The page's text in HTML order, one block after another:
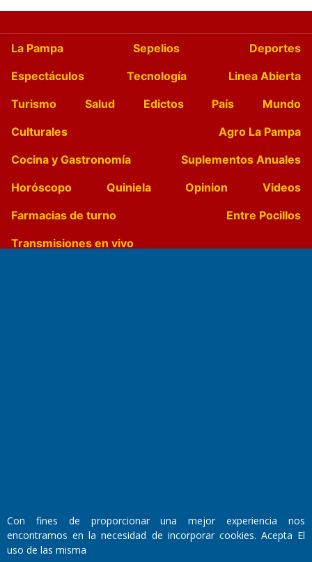
La Pampa Sepelios
Deportes
Espectáculos
Tecnología
Linea Abierta
Turismo
Salud Edictos País
Mundo
Culturales
Agro La Pampa
Cocina y Gastronomía
Suplementos Anuales
Horóscopo
Quiniela Opinion
Videos
Farmacias de turno
Entre Pocillos
Transmisiones en vivo
Propietario: El Diario SRL
Director Periodístico:
Walter René Goñi
Con fines de proporcionar una mejor experiencia nos
encontramos en la necesidad de incorporar cookies. Acepta El
uso de las misma